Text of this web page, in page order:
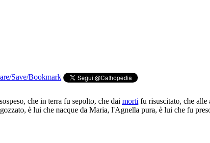
che in terra fu sepolto, che dai morti fu risuscitato, che alle
è lui che nacque da Maria, l'Agnella pura, è lui che fu